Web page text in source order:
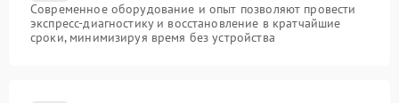
Современное оборудование и опыт позволяют провести
экспресс-диагностику и восстановление в кратчайшие
сроки, минимизируя время без устройства